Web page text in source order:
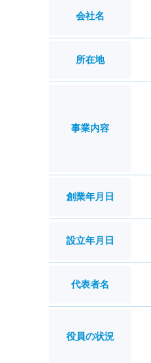
会社名
所在地
事業内容
創業年月日
設立年月日
代表者名
役員の状況